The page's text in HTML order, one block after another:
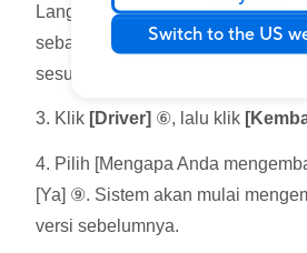
Switch to the US
Langkah ini menggunakan driver
sebagai contoh. Sebenarnya,
sesuai dengan kesalahan driver
3. Klik [Driver] ⑥, lalu klik
4. Pilih [Mengapa Anda
[Ya] ⑨. Sistem akan mulai
versi sebelumnya.